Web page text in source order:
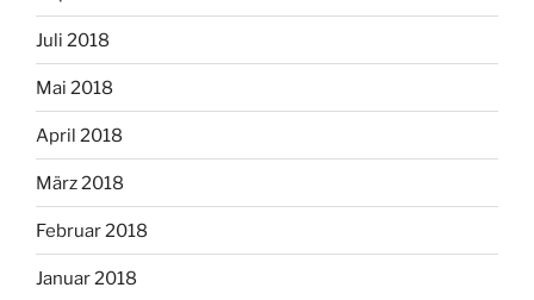
Juli 2018
Mai 2018
April 2018
März 2018
Februar 2018
Januar 2018